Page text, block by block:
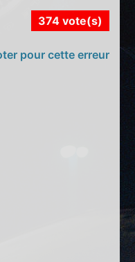
374 vote(s)
pour cette erreur